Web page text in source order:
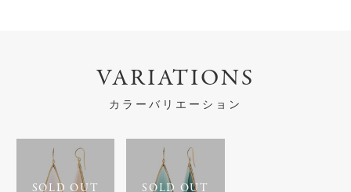
VARIATIONS
カラーバリエーション
SOLD OUT SOLD OUT